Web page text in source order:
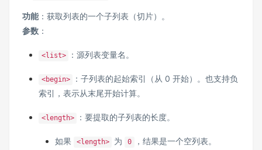
功能：获取列表的一个子列表（切片）。
参数 ：
<list> ：源列表变量名。
<begin>
：子列表的起始索引（从 0 开始）。也支持负
索引，表示从末尾开始计算。
<length> ：要提取的子列表的长度。
如果 <length> 为 0 ，结果是一个空列表。